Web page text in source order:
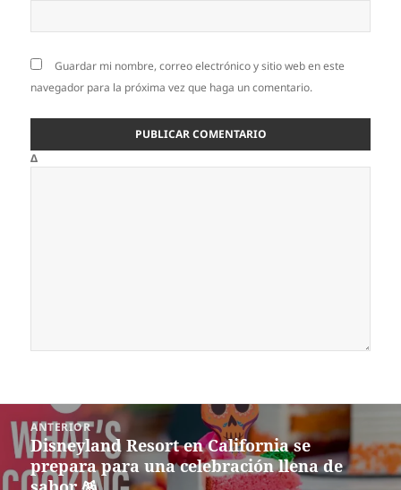
Guardar mi nombre, correo electrónico y sitio web en este
navegador para la próxima vez que haga un comentario.
Δ
Navegación
de
entradas
ANTERIOR
Entrada
anterior:
Disneyland Resort en California se
prepara para una celebración llena de